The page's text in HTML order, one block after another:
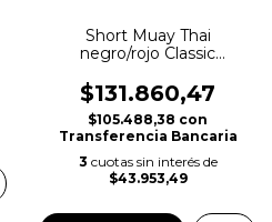
Short Muay Thai
negro/rojo Classic
$131.860,47
$105.488,38 con
Transferencia Bancaria
3 cuotas sin interés de
$43.953,49